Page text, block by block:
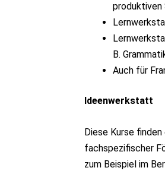
produktiven
B.
Auch für
Ideenwerkstatt
Diese Kurse
fachspezifischer
zum Beispiel im